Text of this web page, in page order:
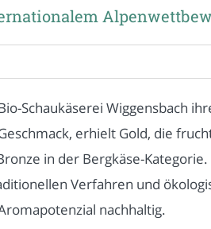
Schaukäserei Wiggensbach
erhielt Gold, die
in der Bergkäse-Kategorie.
Verfahren und
nachhaltig.